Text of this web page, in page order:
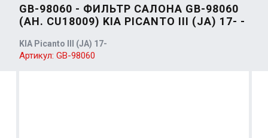
GB-98060 - ФИЛЬТР САЛОНА GB-98060
(АН. CU18009) KIA PICANTO III (JA) 17- -
KIA Picanto III (JA) 17-
Артикул: GB-98060